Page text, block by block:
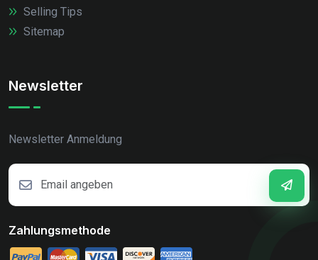
Selling Tips
Sitemap
Newsletter
Newsletter Anmeldung
Zahlungsmethode